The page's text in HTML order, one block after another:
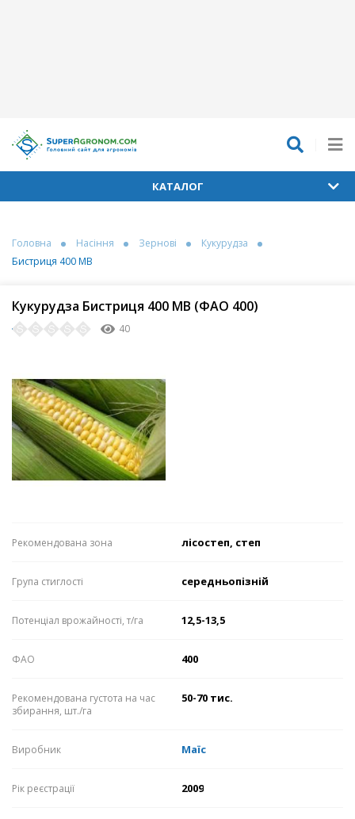
КАТАЛОГ
Головна Насіння Зернові
Кукурудза
Бистриця 400 МВ
Кукурудза Бистриця 400 МВ (ФАО 400)
40
Рекомендована зона лісостеп, степ
Група стиглості середньопізній
Потенціал врожайності, т/га 12,5-13,5
ФАО 400
Рекомендована густота на час
збирання, шт./га
50-70 тис.
Виробник Маїс
Рік реєстрації 2009